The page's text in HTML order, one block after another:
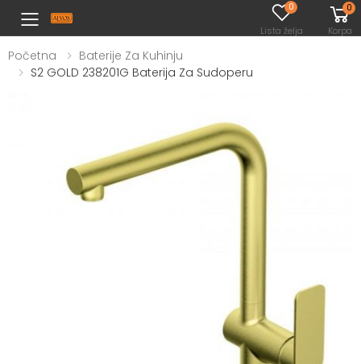
Toggle mobile menu
0
Lista želja
0
Korpa
Početna
Baterije Za Kuhinju
S2 GOLD 238201G Baterija Za Sudoperu